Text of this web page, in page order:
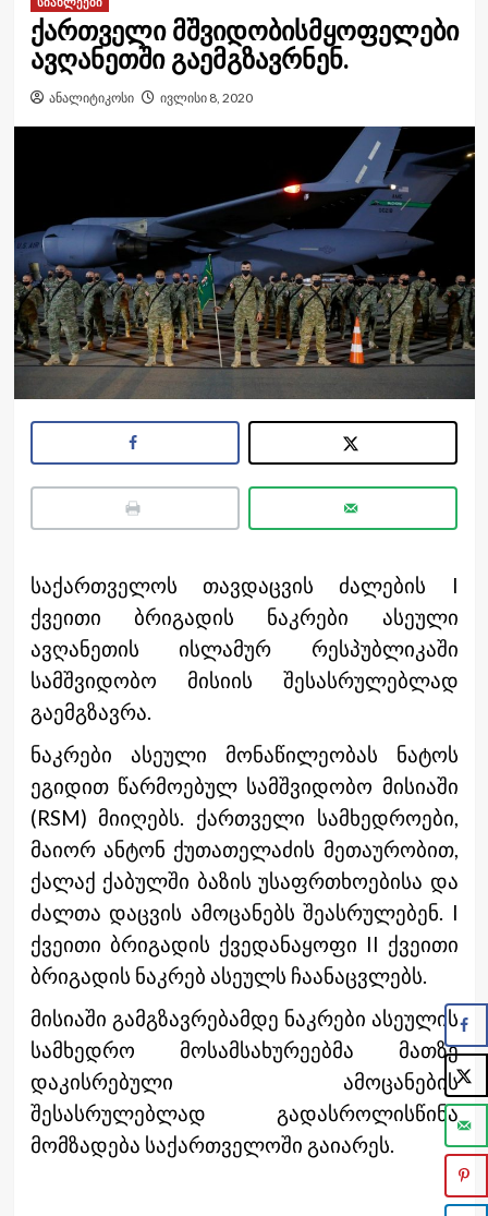
ქართველი მშვიდობისმყოფელები
ავღანეთში გაემგზავრნენ.
ანალიტიკოსი ივლისი 8, 2020
საქართველოს თავდაცვის ძალების I
ქვეითი ბრიგადის ნაკრები ასეული
ავღანეთის ისლამურ რესპუბლიკაში
სამშვიდობო მისიის შესასრულებლად
გაემგზავრა.
ნაკრები ასეული მონაწილეობას ნატოს
ეგიდით წარმოებულ სამშვიდობო მისიაში
(RSM) მიიღებს. ქართველი სამხედროები,
მაიორ ანტონ ქუთათელაძის მეთაურობით,
ქალაქ ქაბულში ბაზის უსაფრთხოებისა და
ძალთა დაცვის ამოცანებს შეასრულებენ. I
ქვეითი ბრიგადის ქვედანაყოფი II ქვეითი
ბრიგადის ნაკრებ ასეულს ჩაანაცვლებს.
მისიაში გამგზავრებამდე ნაკრები ასეულის
სამხედრო მოსამსახურეებმა მათზე
დაკისრებული ამოცანების
შესასრულებლად გადასროლისწინა
მომზადება საქართველოში გაიარეს.